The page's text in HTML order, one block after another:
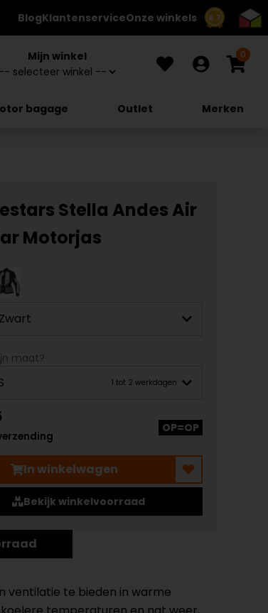
8.7
BlogKlantenserviceOnze winkels
Mijn winkel 0
bagage Outlet Merken
Stella Andes Air
Motorjas
Zwart
maat?
1 tot 2 werkdagen
OP=OP
In winkelwagen
Bekijk winkelvoorraad
ventilatie te bieden in warme